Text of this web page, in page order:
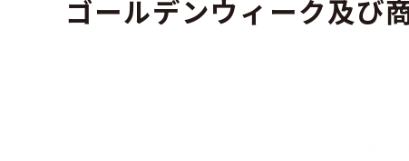
ゴールデンウィーク及び